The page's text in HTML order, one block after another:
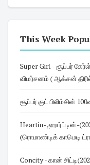
This Week
Super Girl - சூப்பர்
விமர்சனம் ( ஆக்சன்
சூப்பர் குட் பிலிம்சின்
Heartin- ,ஹார்ட்டின்-
(ரொமாண்டிக் காமெடி
Concity - கான்